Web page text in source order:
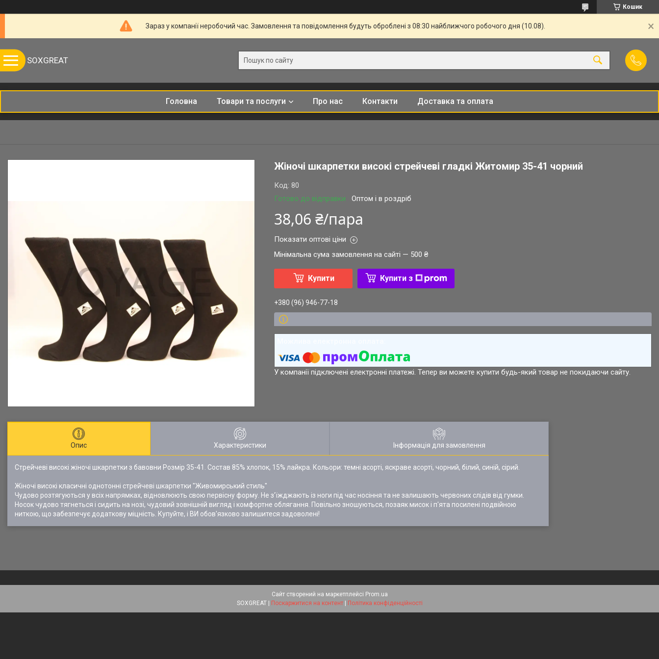
Кошик
Зараз у компанії неробочий час. Замовлення та повідомлення будуть оброблені з 08:30 найближчого робочого дня (10.08).
SOXGREAT
Головна Товари та послуги Про нас Контакти Доставка та оплата
Жіночі шкарпетки високі стрейчеві гладкі Житомир 35-41 чорний
Готово до відправки Оптом і в роздріб
Код:80
38,06 ₴/пара
Показати оптові ціни
Мінімальна сума замовлення на сайті — 500 ₴
Купити Купити з
+380 (96) 946-77-18
У компанії підключені електронні платежі. Тепер ви можете купити будь-який товар не покидаючи сайту.
Опис Характеристики Інформація для замовлення
Стрейчеві високі жіночі шкарпетки з бавовни Розмір 35-41. Состав 85% хлопок, 15% лайкра. Кольори: темні асорті, яскраве асорті, чорний, білий, синій, сірий.
Жіночі високі класичні однотонні стрейчеві шкарпетки "Живомирський стиль"
Чудово розтягуються у всіх напрямках, відновлюють свою первісну форму. Не з'їжджають із ноги під час носіння та не залишають червоних слідів від гумки.
Носок чудово тягнеться і сидить на нозі, чудовий зовнішній вигляд і комфортне облягання. Повільно зношуються, позаяк мисок і п'ята посилені подвійною
ниткою, що забезпечує додаткову міцність. Купуйте, і ВИ обов'язково залишитеся задоволені!
Сайт створений на маркетплейсі Prom.ua
Поскаржитися на контент Політика конфіденційності